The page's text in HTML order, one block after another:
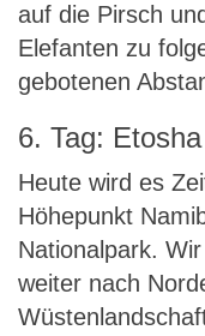
auf die Pirsch
Elefanten zu
gebotenen
6. Tag:
Heute wird es
Höhepunkt
Nationalpark.
weiter nach